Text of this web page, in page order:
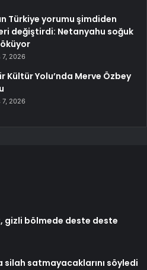
Türkiye yorumu şimdiden
değiştirdi: Netanyahu soğuk
7, 2026
Kültür Yolu’nda Merve Özbey
7, 2026
gizli bölmede deste deste
silah satmayacaklarını söyledi